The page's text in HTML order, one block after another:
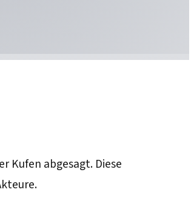
Kufen abgesagt. Diese